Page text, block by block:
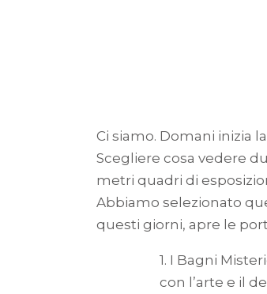
Ci siamo. Domani inizia la
Scegliere cosa vedere
metri quadri di
Abbiamo selezionato
questi giorni, apre le
1. I Bagni
con l’arte e il